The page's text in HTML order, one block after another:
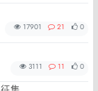
17901 21 0
3111 11 0